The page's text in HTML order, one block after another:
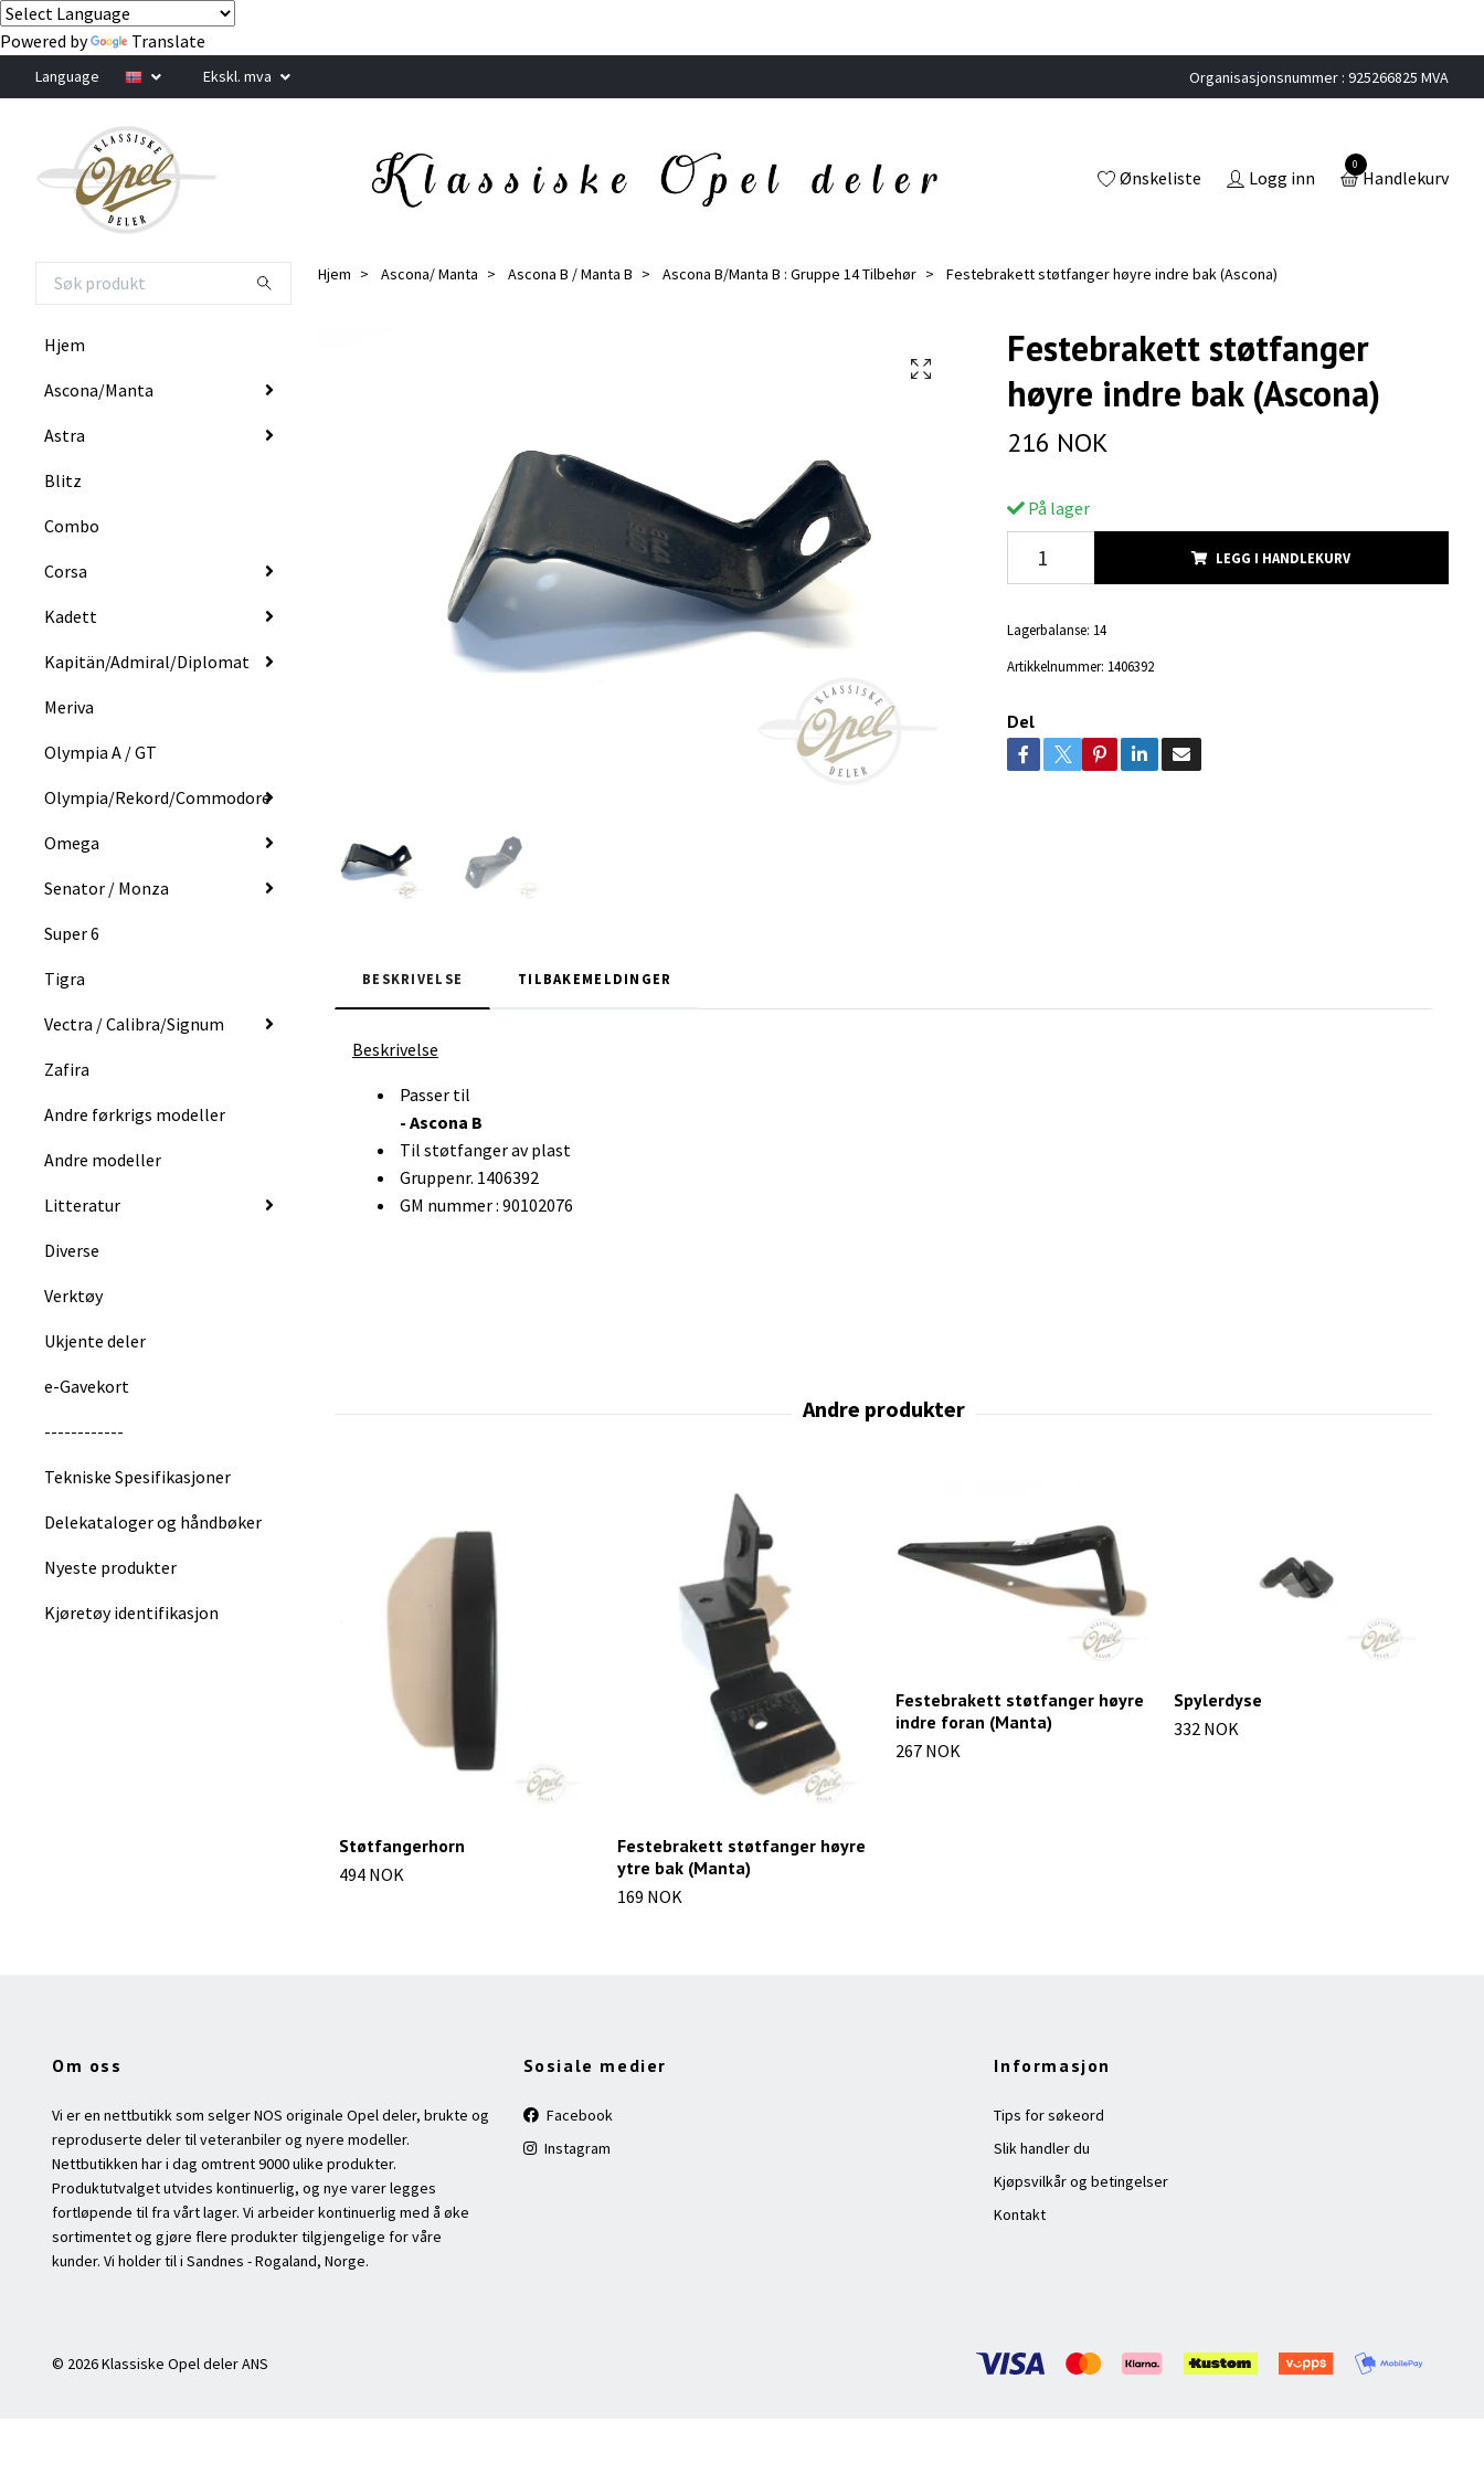
Powered by Translate
Language Ekskl. mva Organisasjonsnummer : 925266825 MVA
Ønskeliste Logg inn
0
Handlekurv
Hjem
Ascona/Manta
Astra
Blitz
Combo
Corsa
Kadett
Kapitän/Admiral/Diplomat
Meriva
Olympia A / GT
Olympia/Rekord/Commodore
Omega
Senator / Monza
Super 6
Tigra
Vectra / Calibra/Signum
Zafira
Andre førkrigs modeller
Andre modeller
Litteratur
Diverse
Verktøy
Ukjente deler
e-Gavekort
------------
Tekniske Spesifikasjoner
Delekataloger og håndbøker
Nyeste produkter
Kjøretøy identifikasjon
Hjem Ascona/ Manta Ascona B / Manta B Ascona B/Manta B : Gruppe 14 Tilbehør Festebrakett støtfanger høyre indre bak (Ascona)
Festebrakett støtfanger
høyre indre bak (Ascona)
216 NOK
På lager
LEGG I HANDLEKURV
Lagerbalanse: 14
Artikkelnummer: 1406392
Del
BESKRIVELSE TILBAKEMELDINGER
Beskrivelse
Passer til
- Ascona B
Til støtfanger av plast
Gruppenr. 1406392
GM nummer : 90102076
Støtfangerhorn
494 NOK
Festebrakett støtfanger høyre
ytre bak (Manta)
169 NOK
Festebrakett støtfanger høyre
indre foran (Manta)
267 NOK
Spylerdyse
332 NOK
Om oss
Vi er en nettbutikk som selger NOS originale Opel deler, brukte og
reproduserte deler til veteranbiler og nyere modeller.
Nettbutikken har i dag omtrent 9000 ulike produkter.
Produktutvalget utvides kontinuerlig, og nye varer legges
fortløpende til fra vårt lager. Vi arbeider kontinuerlig med å øke
sortimentet og gjøre flere produkter tilgjengelige for våre
kunder. Vi holder til i Sandnes - Rogaland, Norge.
Sosiale medier
Facebook
Instagram
Informasjon
Tips for søkeord
Slik handler du
Kjøpsvilkår og betingelser
Kontakt
© 2026 Klassiske Opel deler ANS